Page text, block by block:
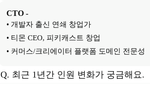
CTO -
• 개발자 출신 연쇄 창업가
• 티몬 CEO, 피키캐스트 창업
• 커머스/크리에이터 플랫폼 도메인 전문성
Q. 최근 1년간 인원 변화가 궁금해요.